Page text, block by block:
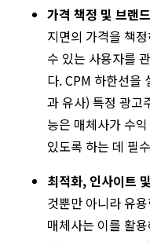
가격 책정 및 브랜드
지면의 가격을 책
수 있는 사용자를
다. CPM 하한선을
과 유사) 특정 광고
능은 매체사가 수
있도록 하는 데 필
최적화, 인사이트 및
것뿐만 아니라 유
매체사는 이를 활